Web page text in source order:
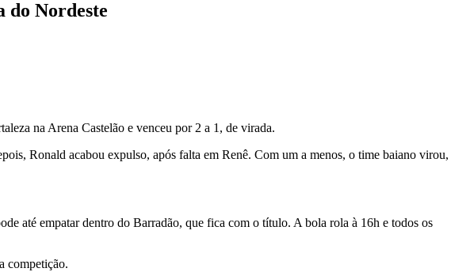
do Nordeste
na Arena Castelão e venceu por 2 a 1, de virada.
Ronald acabou expulso, após falta em Renê. Com um a menos, o time baiano virou,
até empatar dentro do Barradão, que fica com o título. A bola rola à 16h e todos os
competição.